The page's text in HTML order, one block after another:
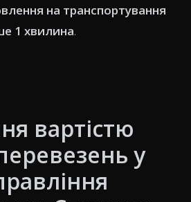
на транспортування
1 хвилина.
вартістю
у